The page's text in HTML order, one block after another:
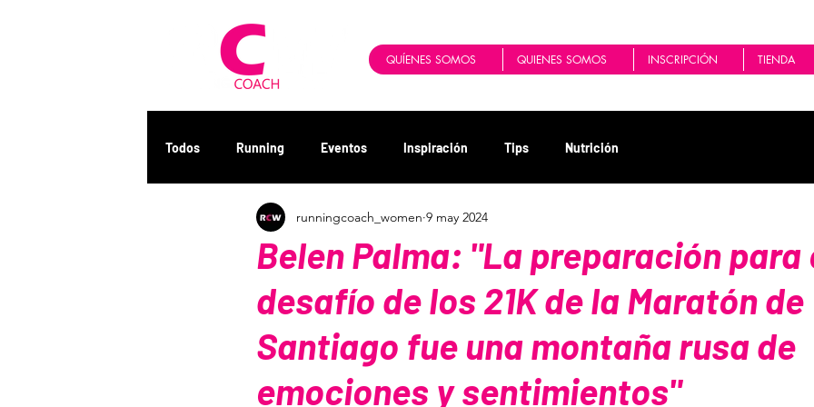
QUÍENES SOMOS QUIENES SOMOS INSCRIPCIÓN TIENDA
Todos Running Eventos Inspiración Tips Nutrición
Belen Palma: "La preparación para
desafío de los 21K de la Maratón de
Santiago fue una montaña rusa de
emociones y sentimientos"
runningcoach_women 9 may 2024